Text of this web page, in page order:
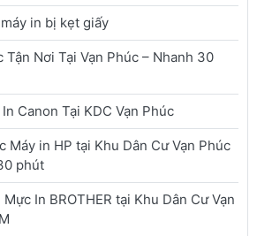
in bị kẹt giấy
Tận Nơi Tại Vạn Phúc – Nhanh 30
Canon Tại KDC Vạn Phúc
Máy in HP tại Khu Dân Cư Vạn Phúc
phút
In BROTHER tại Khu Dân Cư Vạn